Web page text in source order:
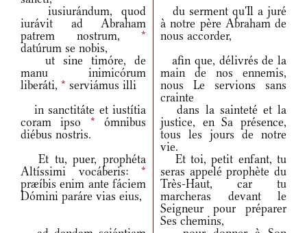
iusiurándum, quod
iurávit ad Abraham
patrem nostrum, *
datúrum se nobis,
du serment qu'Il a juré
à notre père Abraham de
nous accorder,
ut sine timóre, de
manu inimicórum
liberáti, * serviámus illi
afin que, délivrés de la
main de nos ennemis,
nous Le servions sans
crainte
in sanctitáte et iustítia
coram ipso * ómnibus
diébus nostris.
dans la sainteté et la
justice, en Sa présence,
tous les jours de notre
vie.
Et tu, puer, prophéta
Altíssimi vocáberis: *
præíbis enim ante fáciem
Dómini paráre vias eius,
Et toi, petit enfant, tu
seras appelé prophète du
Très-Haut, car tu
marcheras devant le
Seigneur pour préparer
Ses chemins,